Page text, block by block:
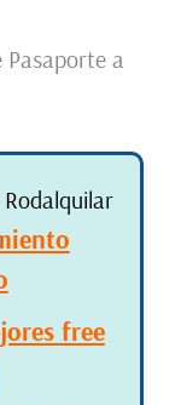
Pasaporte a
free